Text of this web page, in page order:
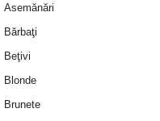
Asemănări
Bărbaţi
Beţivi
Blonde
Brunete